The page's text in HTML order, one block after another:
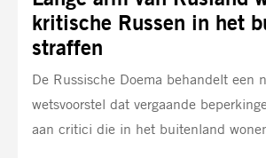
kritische Russen in het
straffen
De Russische Doema behandelt een
wetsvoorstel dat vergaande
aan critici die in het buitenland